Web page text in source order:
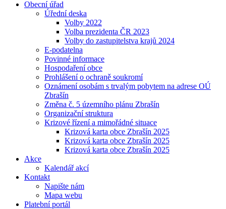
Obecní úřad
Úřední deska
Volby 2022
Volba prezidenta ČR 2023
Volby do zastupitelstva krajů 2024
E-podatelna
Povinné informace
Hospodaření obce
Prohlášení o ochraně soukromí
Oznámení osobám s trvalým pobytem na adrese OÚ
Zbrašín
Změna č. 5 územního plánu Zbrašín
Organizační struktura
Krizové řízení a mimořádné situace
Krizová karta obce Zbrašín 2025
Krizová karta obce Zbrašín 2025
Krizová karta obce Zbrašín 2025
Akce
Kalendář akcí
Kontakt
Napište nám
Mapa webu
Platební portál